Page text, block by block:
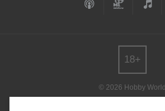
© 2026 Hobby World
18+